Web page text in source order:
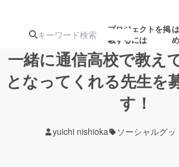
プロジェクトを掲
載するには
注目の新着プロ
一緒に通信高校で教え
となってくれる先生を
す！
yuichi nishioka ソーシャルグッ